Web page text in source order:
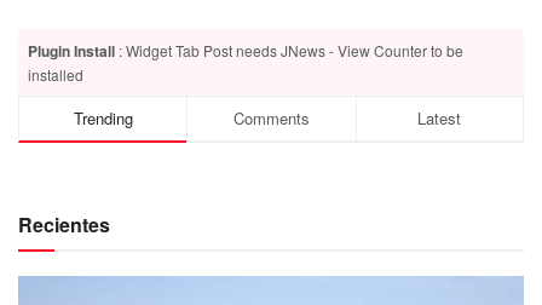
Plugin Install : Widget Tab Post needs JNews - View Counter to be
installed
Trending Comments Latest
Recientes